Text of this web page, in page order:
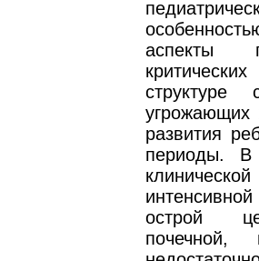
аспекты
структуре
угрожающих
развития
периоды. В
острой
почечной,